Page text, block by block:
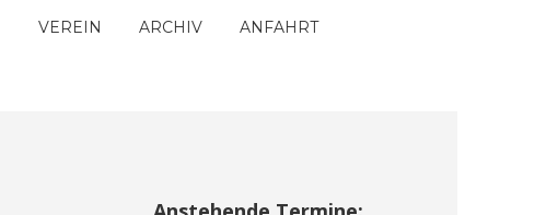
VEREIN ARCHIV ANFAHRT